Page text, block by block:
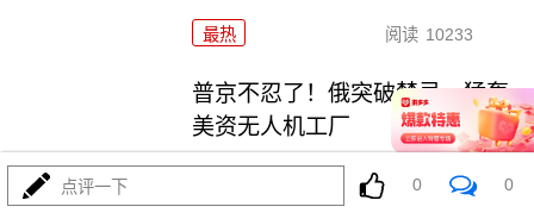
最热 阅读 10233
普京不忍了！俄突破禁忌，猛轰
美资无人机工厂
阅读 8713
点评一下 0 0